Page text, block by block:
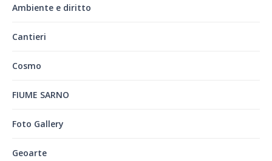
Ambiente e diritto
Cantieri
Cosmo
FIUME SARNO
Foto Gallery
Geoarte